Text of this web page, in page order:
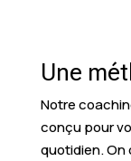
Une
Notre
conçu pour
quotidien.